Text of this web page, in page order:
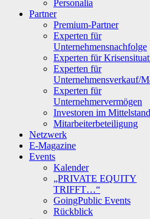
Personalia
Partner
Premium-Partner
Experten für
Unternehmensnachfolge
Experten für
Experten für
Unternehmensverkauf/
Experten für
Unternehmervermögen
Investoren im Mittelstand
Mitarbeiterbeteiligung
Netzwerk
E-Magazine
Events
Kalender
„PRIVATE EQUITY
TRIFFT…“
GoingPublic Events
Rückblick